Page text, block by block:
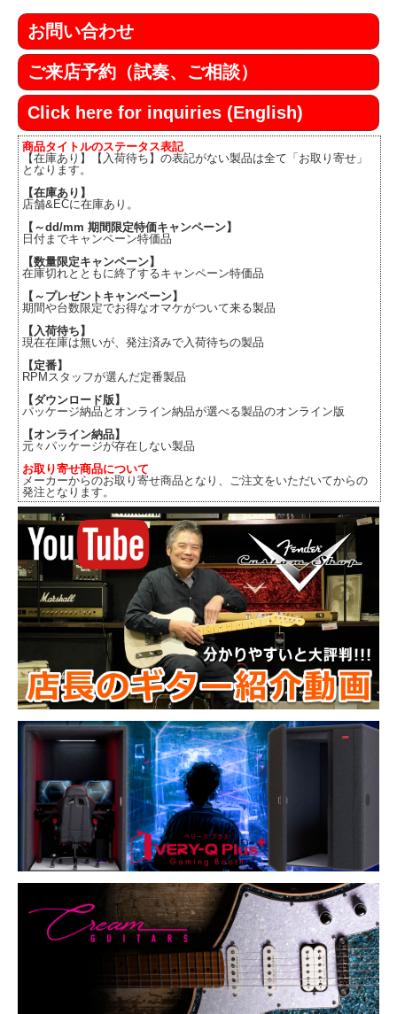
お問い合わせ
ご来店予約（試奏、ご相談）
Click here for inquiries (English)
商品タイトルのステータス表記
【在庫あり】【入荷待ち】の表記がない製品は全て「お取り寄せ」
となります。
【在庫あり】
店舗&ECに在庫あり。
【～dd/mm 期間限定特価キャンペーン】
日付までキャンペーン特価品
【数量限定キャンペーン】
在庫切れとともに終了するキャンペーン特価品
【～プレゼントキャンペーン】
期間や台数限定でお得なオマケがついて来る製品
【入荷待ち】
現在在庫は無いが、発注済みで入荷待ちの製品
【定番】
RPMスタッフが選んだ定番製品
【ダウンロード版】
パッケージ納品とオンライン納品が選べる製品のオンライン版
【オンライン納品】
元々パッケージが存在しない製品
お取り寄せ商品について
メーカーからのお取り寄せ商品となり、ご注文をいただいてからの
発注となります。